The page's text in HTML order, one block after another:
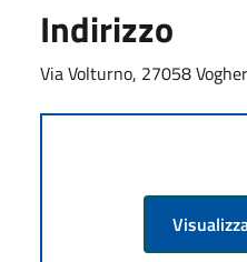
Indirizzo
Via Volturno, 27058